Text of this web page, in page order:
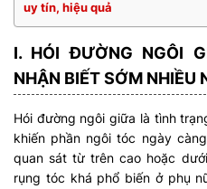
uy tín, hiệu quả
I. HÓI ĐƯỜNG NGÔI
NHẬN BIẾT SỚM NHIỀU
Hói đường ngôi giữa là tình
khiến phần ngôi tóc ngày
quan sát từ trên cao hoặc
rụng tóc khá phổ biến ở phụ